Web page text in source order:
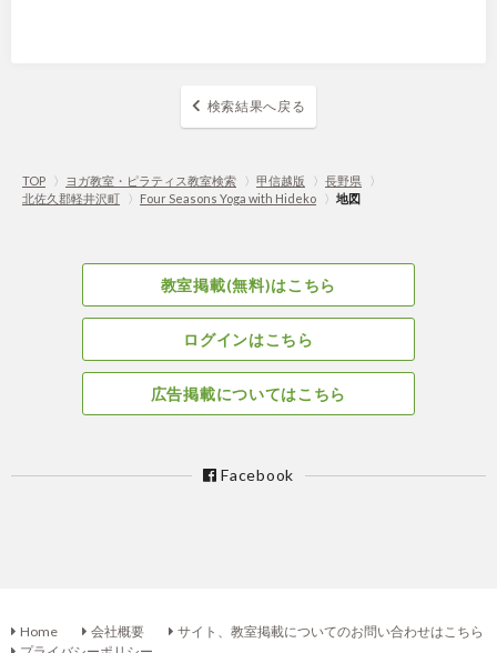
検索結果へ戻る
TOP 〉 ヨガ教室・ピラティス教室検索 〉 甲信越版 〉 長野県
〉
北佐久郡軽井沢町
〉 Four Seasons Yoga with Hideko 〉 地図
教室掲載(無料)はこちら
ログインはこちら
広告掲載についてはこちら
Facebook
Home 会社概要
サイト、教室掲載についてのお問い合わせはこちら